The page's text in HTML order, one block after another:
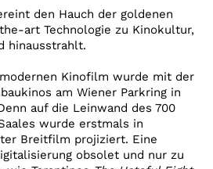
den Hauch der goldenen
art Technologie zu Kinokultur,
hinausstrahlt.
Kinofilm wurde mit der
am Wiener Parkring in
auf die Leinwand des 700
wurde erstmals in
Breitfilm projiziert. Eine
obsolet und nur zu